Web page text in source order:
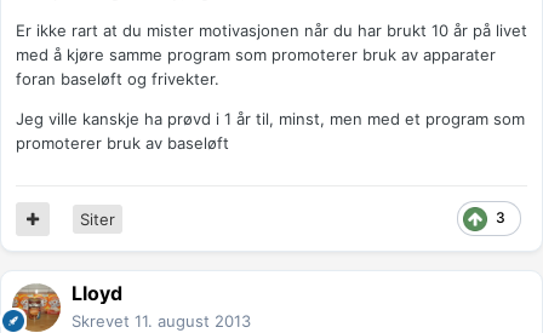
Er ikke rart at du mister motivasjonen når du har brukt 10 år på livet
med å kjøre samme program som promoterer bruk av apparater
foran baseløft og frivekter.
Jeg ville kanskje ha prøvd i 1 år til, minst, men med et program som
promoterer bruk av baseløft
3
Siter
Lloyd
Skrevet 11. august 2013